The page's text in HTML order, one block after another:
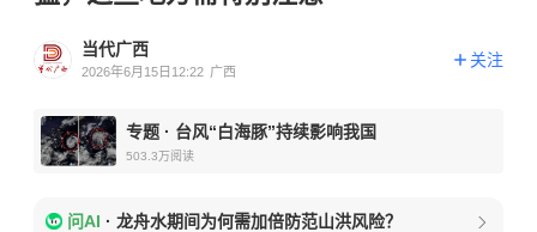
当代广西
2026年6月15日12:22 广西
关注
专题 · 台风“白海豚”持续影响我国
503.3万阅读
问AI · 龙舟水期间为何需加倍防范山洪风险？